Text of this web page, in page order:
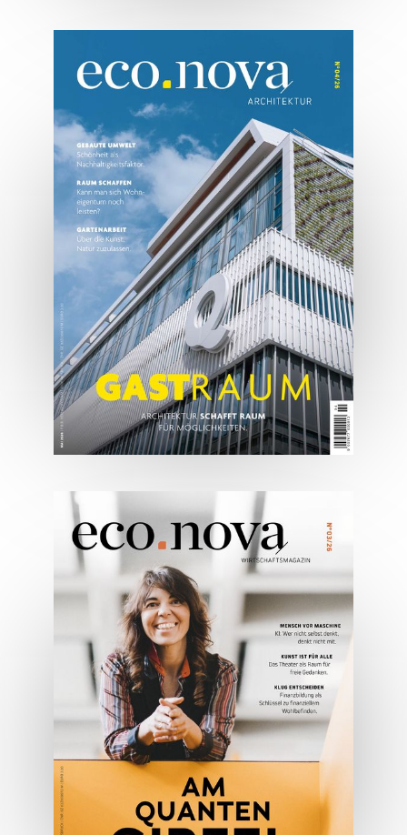
07/2026
Tirols Top 500 - Juli/August
2026
JETZT BESTELLEN
ONLINE LESEN
05/2026
Spezial: Architektur &
Lifestyle Mai 2026
JETZT BESTELLEN
ONLINE LESEN